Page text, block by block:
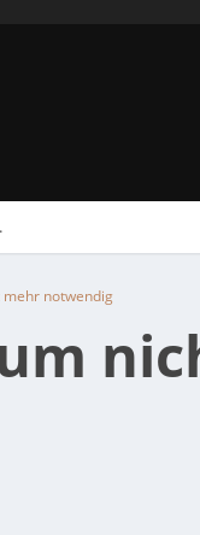
.
mehr notwendig